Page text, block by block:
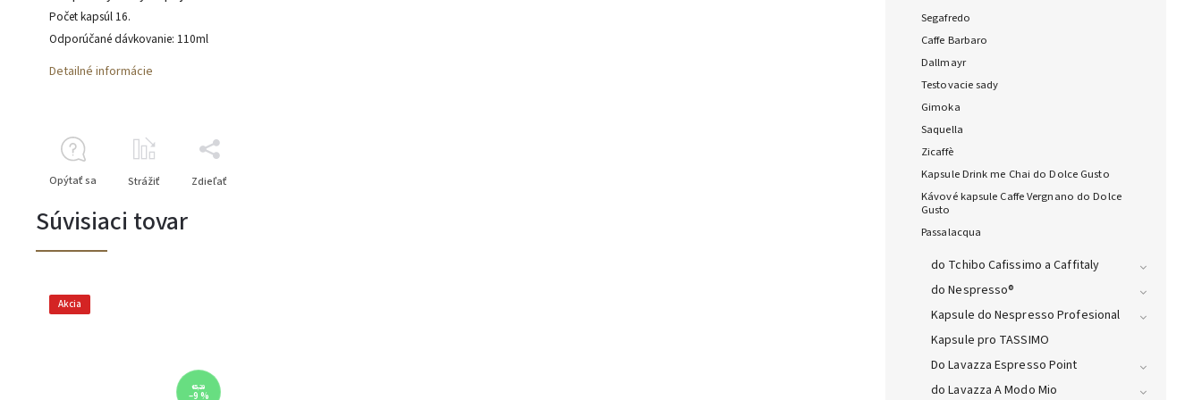
Segafredo
Caffe Barbaro
Dallmayr
Testovacie sady
Gimoka
Saquella
Zicaffè
Kapsule Drink me Chai do Dolce Gusto
Kávové kapsule Caffe Vergnano do Dolce
Gusto
Passalacqua
do Tchibo Cafissimo a Caffitaly
do Nespresso®
Kapsule do Nespresso Profesional
Kapsule pro TASSIMO
Do Lavazza Espresso Point
do Lavazza A Modo Mio
Počet kapsúl 16.
Odporúčané dávkovanie: 110ml
Detailné informácie
Opýtať sa Strážiť Zdieľať
Súvisiaci tovar
Akcia
€5,29
–9 %